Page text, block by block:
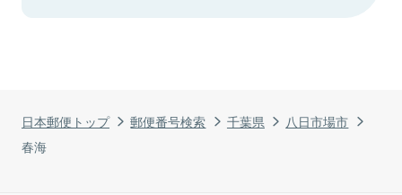
日本郵便トップ 郵便番号検索 千葉県
八日市場市
春海